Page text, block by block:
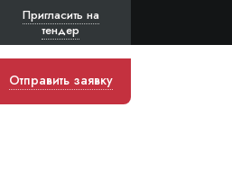
Пригласить на
тендер
Отправить заявку